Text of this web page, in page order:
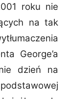
roku nie
na tak
George’a
dzień na